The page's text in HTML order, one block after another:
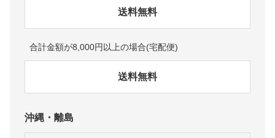
送料無料
合計金額が8,000円以上の場合(宅配便)
送料無料
沖縄・離島